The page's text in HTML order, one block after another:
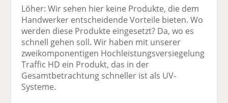
Löher: Wir sehen hier keine Produkte, die dem
Handwerker entscheidende Vorteile bieten. Wo
werden diese Produkte eingesetzt? Da, wo es
schnell gehen soll. Wir haben mit unserer
zweikomponentigen Hochleistungsversiegelung
Traffic HD ein Produkt, das in der
Gesamtbetrachtung schneller ist als UV-
Systeme.